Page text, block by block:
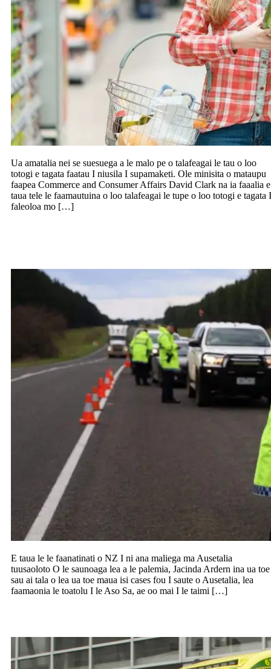
Ua amatalia nei se suesuega a le malo pe o talafeagai le tau o loo
totogi e tagata faatau I niusila I supamaketi. Ole minisita o mataupu
faapea Commerce and Consumer Affairs David Clark na ia faaalia e
taua tele le faamautuina o loo talafeagai le tupe o loo totogi e tagata I
faleoloa mo […]
E taua le le faanatinati o NZ I ni ana maliega ma Ausetalia
tuusaoloto O le saunoaga lea a le palemia, Jacinda Ardern ina ua toe
sau ai tala o lea ua toe maua isi cases fou I saute o Ausetalia, lea
faamaonia le toatolu I le Aso Sa, ae oo mai I le taimi […]